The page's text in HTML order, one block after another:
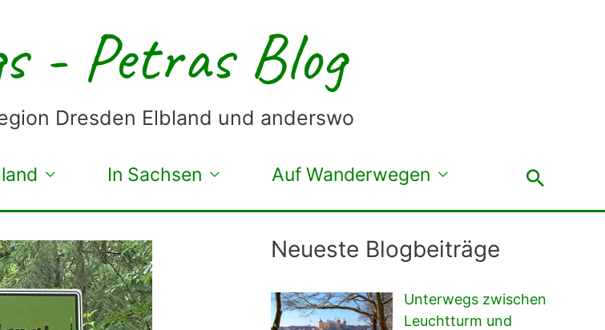
- Petras Blog
Dresden Elbland und anderswo
In Sachsen Auf Wanderwegen
Neueste Blogbeiträge
Unterwegs zwischen
Leuchtturm und